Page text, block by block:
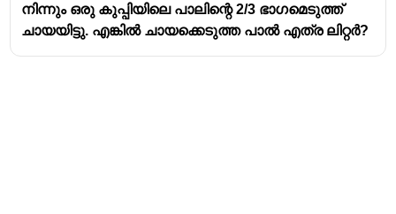
നിന്നും ഒരു കുപ്പിയിലെ പാലിന്റെ 2/3 ഭാഗമെടുത്ത്
ചായയിട്ടു. എങ്കിൽ ചായക്കെടുത്ത പാൽ എത്ര ലിറ്റർ?